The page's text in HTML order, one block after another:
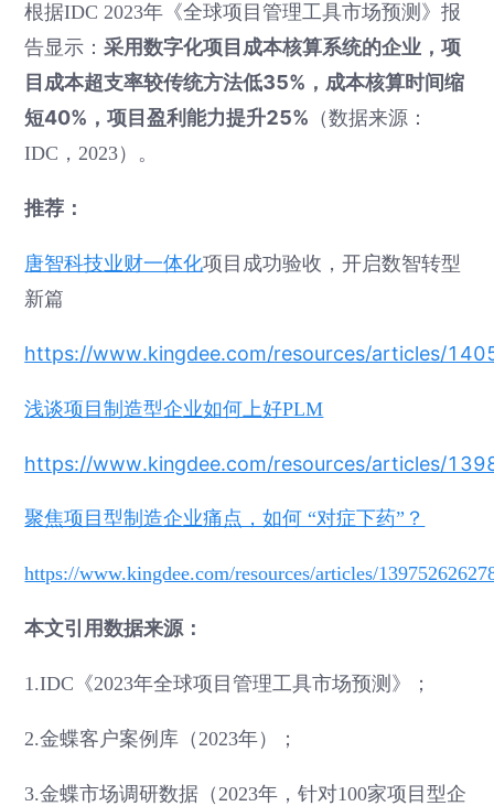
根据IDC 2023年《全球项目管理工具市场预测》报
告显示：采用数字化项目成本核算系统的企业，项
目成本超支率较传统方法低35%，成本核算时间缩
短40%，项目盈利能力提升25% （数据来源：
IDC，2023）。
推荐：
唐智科技业财一体化项目成功验收，开启数智转型
新篇
https://www.kingdee.com/resources/articles/
浅谈项目制造型企业如何上好PLM
https://www.kingdee.com/resources/articles/
聚焦项目型制造企业痛点，如何 “对症下药”？
https://www.kingdee.com/resources/articles/
本文引用数据来源：
1.IDC《2023年全球项目管理工具市场预测》；
2.金蝶客户案例库（2023年）；
3.金蝶市场调研数据（2023年，针对100家项目型企